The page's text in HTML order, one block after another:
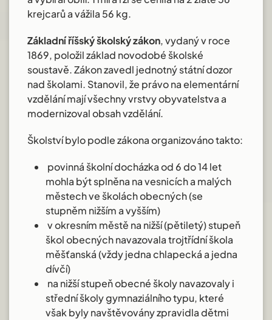
krejcarů a vážila 56 kg.
Základní říšský školský zákon, vydaný v roce
1869, položil základ novodobé školské
soustavě. Zákon zavedl jednotný státní dozor
nad školami. Stanovil, že právo na elementární
vzdělání mají všechny vrstvy obyvatelstva a
modernizoval obsah vzdělání.
Školství bylo podle zákona organizováno takto:
povinná školní docházka od 6 do 14 let
mohla být splněna na vesnicích a malých
městech ve školách obecných (se
stupněm nižším a vyšším)
v okresním městě na nižší (pětiletý) stupeň
škol obecných navazovala trojtřídní škola
měšťanská (vždy jedna chlapecká a jedna
dívčí)
na nižší stupeň obecné školy navazovaly i
střední školy gymnaziálního typu, které
však byly navštěvovány zpravidla dětmi